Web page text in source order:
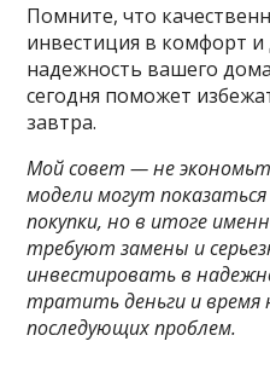
Помните, что
инвестиция в комфорт и
надежность вашего
сегодня поможет
завтра.
Мой совет — не
модели могут
покупки, но в итоге
требуют замены и
инвестировать в
тратить деньги и время
последующих проблем.